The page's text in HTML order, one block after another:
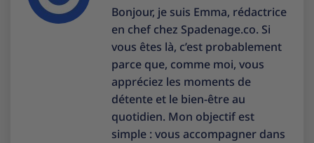
Bonjour, je suis Emma, rédactrice
en chef chez Spadenage.co. Si
vous êtes là, c’est probablement
parce que, comme moi, vous
appréciez les moments de
détente et le bien-être au
quotidien. Mon objectif est
simple : vous accompagner dans